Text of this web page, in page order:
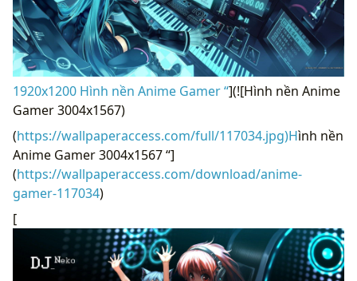
1920x1200 Hình nền Anime Gamer “](![Hình nền Anime
Gamer 3004x1567)
(https://wallpaperaccess.com/full/117034.jpg)Hình nền
Anime Gamer 3004x1567 “]
(https://wallpaperaccess.com/download/anime-
gamer-117034)
[